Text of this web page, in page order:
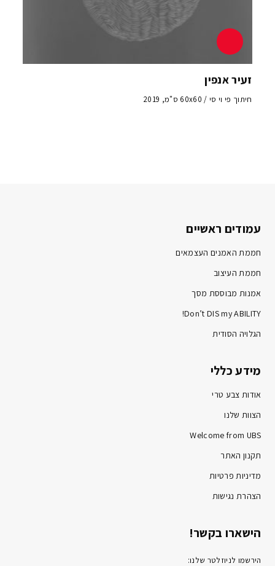
זעיר אנפין
חיתוך פי וי סי / 60x60 ס"מ, 2019
עמודים ראשיים
חממת האמנים העצמאים
חממת העיצוב
אמנות מבוססת מסך
Don’t DIS my ABILITY!
הגלויה הסודית
מידע כללי
אודות צבע טרי
הצוות שלנו
Welcome from UBS
תקנון האתר
מדיניות פרטיות
הצהרת נגישות
הישארו בקשר!
הירשמו לניוזלטר שלנו: